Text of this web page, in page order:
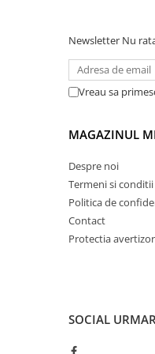
Newsletter Nu
Vreau sa
MAGAZINUL
Despre noi
Termeni si conditii
Politica de
Contact
Protectia
SOCIAL